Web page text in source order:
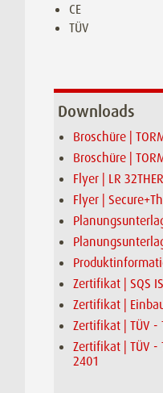
CE
TÜV
Downloads
Broschüre |
Broschüre |
Flyer | LR
Flyer |
Zertifikat | SQS
Zertifikat |
Zertifikat | TÜV -
Zertifikat | TÜV -
2401